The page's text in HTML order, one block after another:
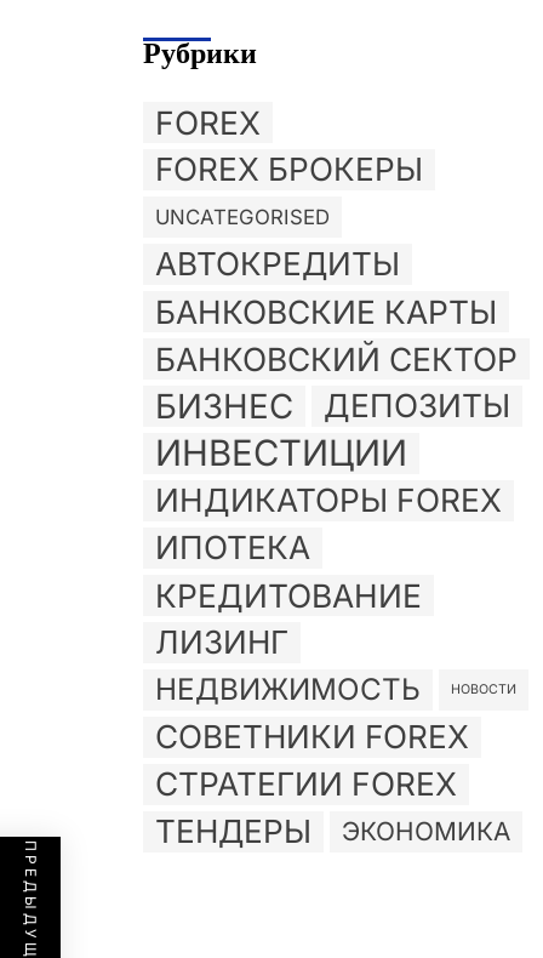
Рубрики
FOREX
FOREX БРОКЕРЫ
UNCATEGORISED
АВТОКРЕДИТЫ
БАНКОВСКИЕ КАРТЫ
БАНКОВСКИЙ СЕКТОР
БИЗНЕС ДЕПОЗИТЫ
ИНВЕСТИЦИИ
ИНДИКАТОРЫ FOREX
ИПОТЕКА
КРЕДИТОВАНИЕ
ЛИЗИНГ
НЕДВИЖИМОСТЬ НОВОСТИ
СОВЕТНИКИ FOREX
СТРАТЕГИИ FOREX
ТЕНДЕРЫ
ЭКОНОМИКА